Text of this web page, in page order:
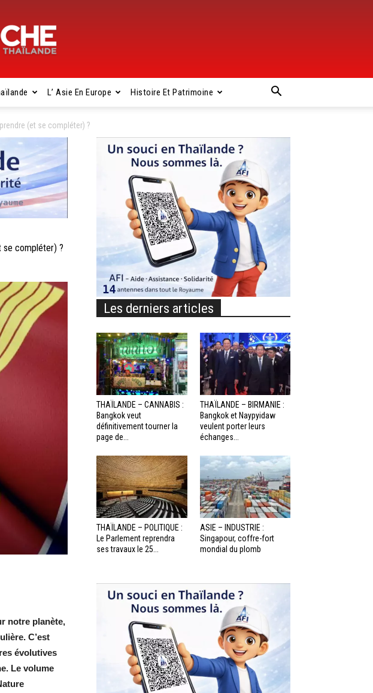
L’ Asie En Europe Histoire Et Patrimoine
(et se compléter) ?
se compléter) ?
notre planète,
C’est
évolutives
Le volume
Les derniers articles
THAÏLANDE – CANNABIS :
Bangkok veut
définitivement tourner la
page de...
THAÏLANDE – BIRMANIE :
Bangkok et Naypyidaw
veulent porter leurs
échanges...
THAÏLANDE – POLITIQUE :
Le Parlement reprendra
ses travaux le 25...
ASIE – INDUSTRIE :
Singapour, coffre-fort
mondial du plomb